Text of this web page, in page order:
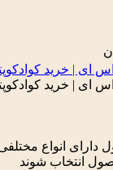
دارای انواع
انتخاب شوند